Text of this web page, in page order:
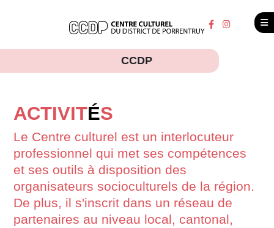
CCDP
ACTIVITÉS
Le Centre culturel est un interlocuteur
professionnel qui met ses compétences
et ses outils à disposition des
organisateurs socioculturels de la région.
De plus, il s'inscrit dans un réseau de
partenaires au niveau local, cantonal,